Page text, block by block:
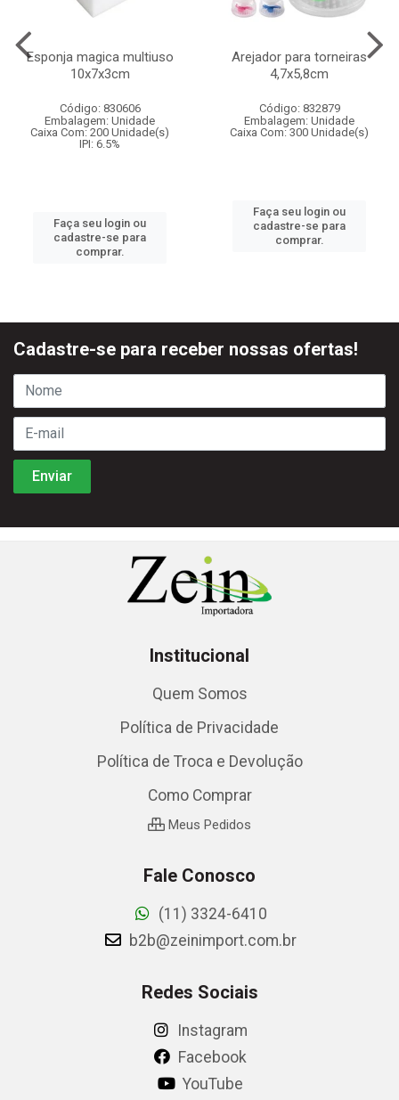
Esponja magica multiuso
10x7x3cm
Código: 830606
Embalagem: Unidade
Caixa Com: 200 Unidade(s)
IPI: 6.5%
Faça seu login ou
cadastre-se para
comprar.
Arejador para torneiras
4,7x5,8cm
Código: 832879
Embalagem: Unidade
Caixa Com: 300 Unidade(s)
Faça seu login ou
cadastre-se para
comprar.
Cadastre-se para receber nossas ofertas!
Institucional
Quem Somos
Política de Privacidade
Política de Troca e Devolução
Como Comprar
Meus Pedidos
Fale Conosco
(11) 3324-6410
b2b@zeinimport.com.br
Redes Sociais
Instagram
Facebook
YouTube